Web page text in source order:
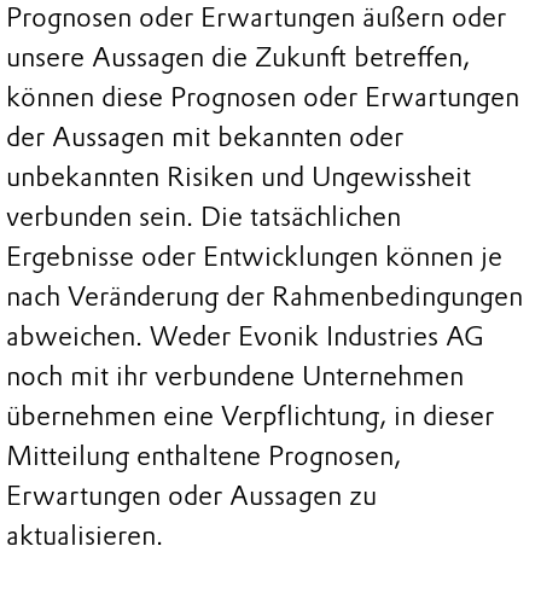
Prognosen oder Erwartungen äußern oder
unsere Aussagen die Zukunft betreffen,
können diese Prognosen oder Erwartungen
der Aussagen mit bekannten oder
unbekannten Risiken und Ungewissheit
verbunden sein. Die tatsächlichen
Ergebnisse oder Entwicklungen können je
nach Veränderung der Rahmenbedingungen
abweichen. Weder Evonik Industries AG
noch mit ihr verbundene Unternehmen
übernehmen eine Verpflichtung, in dieser
Mitteilung enthaltene Prognosen,
Erwartungen oder Aussagen zu
aktualisieren.